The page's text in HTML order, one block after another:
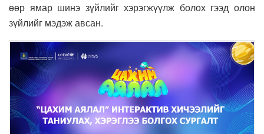
өөр ямар шинэ зүйлийг хэрэгжүүлж болох гээд олон
зүйлийг мэдэж авсан.